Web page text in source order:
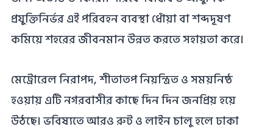
প্রযুক্তিনির্ভর এই পরিবহন ব্যবস্থা ধোঁয়া বা শব্দদূষণ
কমিয়ে শহরের জীবনমান উন্নত করতে সহায়তা করে।
মেট্রোরেল নিরাপদ, শীতাতপ নিয়ন্ত্রিত ও সময়নিষ্ঠ
হওয়ায় এটি নগরবাসীর কাছে দিন দিন জনপ্রিয় হয়ে
উঠছে। ভবিষ্যতে আরও রুট ও লাইন চালু হলে ঢাকা